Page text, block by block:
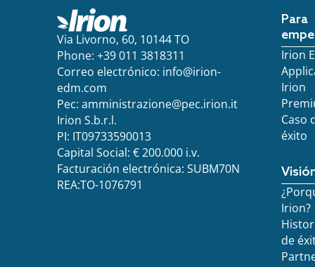
Via Livorno, 60, 10144 TO
Phone: +39 011 3818311
Correo electrónico: info@irion-
edm.com
Pec: amministrazione@pec.irion.it
Irion S.b.r.l.
PI: IT09733590013
Capital Social: € 200.000 i.v.
Facturación electrónica: SUBM70N
REA:TO-1076791
Para
Irion
Irion
Caso
éxito
Irion?
de